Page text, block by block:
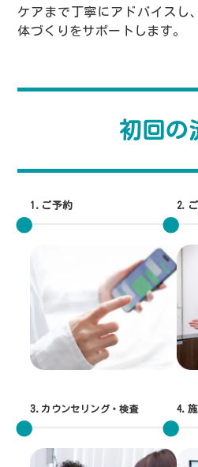
ケアまで丁寧にアドバイスし
体づくりをサポートします。
初回の
1.ご予約 2.
3. カウンセリング・検査 4.施